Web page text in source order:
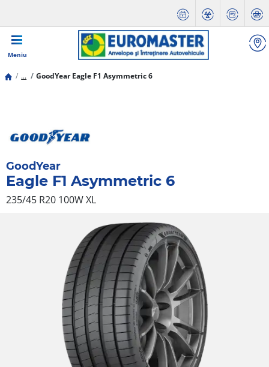
Meniu
... GoodYear Eagle F1 Asymmetric 6
GoodYear
Eagle F1 Asymmetric 6
235/45 R20 100WXL